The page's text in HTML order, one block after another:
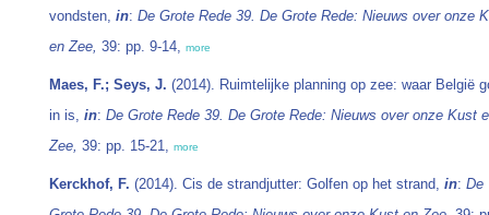
vondsten, in: De Grote Rede 39. De Grote Rede: Nieuws over onze
en Zee, 39: pp. 9-14, more
Maes, F.; Seys, J. (2014). Ruimtelijke planning op zee: waar België
in is, in: De Grote Rede 39. De Grote Rede: Nieuws over onze Kust
Zee, 39: pp. 15-21, more
Kerckhof, F. (2014). Cis de strandjutter: Golfen op het strand, in: De